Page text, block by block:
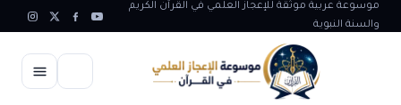
موسوعة عربية موثقة للإعجاز العلمي في القرآن الكريم
والسنة النبوية